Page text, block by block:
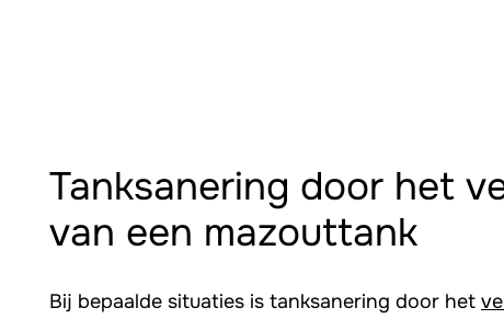
Tanksanering door het
van een mazouttank
Bij bepaalde situaties is tanksanering door het